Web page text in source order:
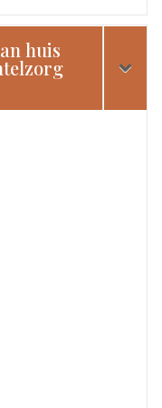
huis